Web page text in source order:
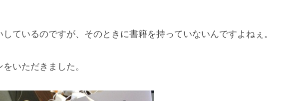
ているのですが、そのときに書籍を持っていないんですよねぇ。
いただきました。